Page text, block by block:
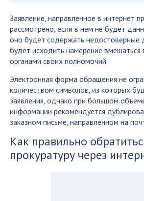
Заявление, направленное в интернет
рассмотрено, если в нем не будет
оно будет содержать недостоверные
будет исходить намерение вмешаться
органами своих полномочий.
Электронная форма обращения не
количеством символов, из которых
заявления, однако при большом
информации рекомендуется
заказном письме, направленном на
Как правильно
прокуратуру через